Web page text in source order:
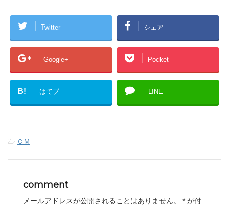
Twitter シェア
Google+ Pocket
B! はてブ LINE
- ＣＭ
comment
メールアドレスが公開されることはありません。 * が付